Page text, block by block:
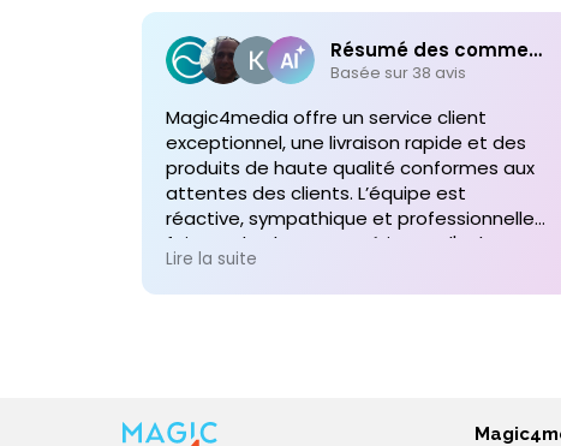
Résumé des commentaires
Basée sur 38 avis
Magic4media offre un service client
exceptionnel, une livraison rapide et des
produits de haute qualité conformes aux
attentes des clients. L’équipe est
réactive, sympathique et professionnelle,
faisant de chaque expérience d'achat un
plaisir. Je recommande vivement leurs
services pour toute commande future de
Lire la suite